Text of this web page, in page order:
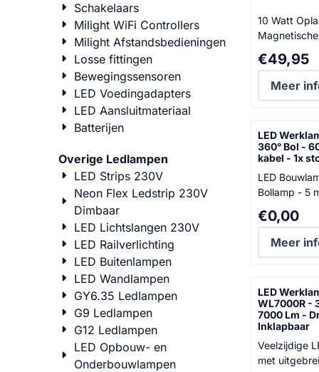
Schakelaars
Milight WiFi Controllers
Milight Afstandsbedieningen
Losse fittingen
Bewegingssensoren
LED Voedingadapters
LED Aansluitmateriaal
Batterijen
Overige Ledlampen
LED Strips 230V
Neon Flex Ledstrip 230V
Dimbaar
LED Lichtslangen 230V
LED Railverlichting
LED Buitenlampen
LED Wandlampen
GY6.35 Ledlampen
G9 Ledlampen
G12 Ledlampen
LED Opbouw- en
Onderbouwlampen
zaklampen,
10 Watt
Magnetische
LED
en helder
met COB
perfect voor
ingebouwde
efficiënte
vermogen...
Prijs: 49,95
€49,95
Meer
LED
360° Bol -
kabel - 1x
LED
Bollamp - 5
onze
als buiten.
lumen biedt
lichtketting
Prijs: 0,00
€0,00
Meer
LED
WL7000R -
7000 Lm -
Inklapbaar
Veelzijdige
met